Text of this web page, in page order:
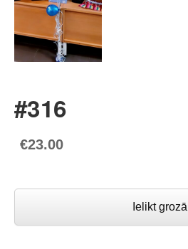
#316
€23.00
Ielikt grozā